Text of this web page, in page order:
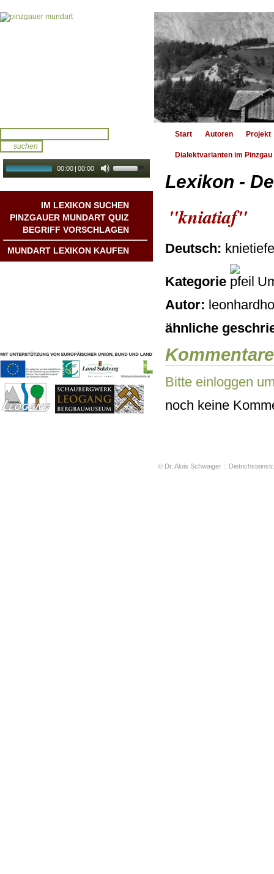
00:00 | 00:00
IM LEXIKON SUCHEN
PINZGAUER MUNDART QUIZ
BEGRIFF VORSCHLAGEN
MUNDART LEXIKON KAUFEN
Start Autoren Projekt
Dialektvarianten im Pinzgau
Lexikon -
"kniatiaf"
Deutsch:
Kategorie
Autor:
ähnliche
Kommentare
Bitte einloggen
noch keine
© Dr. Alois Schwaiger ::